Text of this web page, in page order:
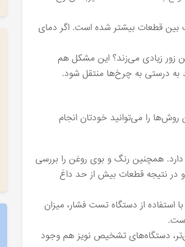
بین قطعات بیشتر شده است. اگر دمای
زور زیادی می‌زند؟ این مشکل هم
به درستی به چرخ‌ها منتقل شود.
را می‌توانید خودتان انجام
همچنین رنگ و بوی روغن را بررسی
در نتیجه قطعات بیش از حد داغ
استفاده از دستگاه تست فشار، میزان
دستگاه‌های تشخیص نویز هم وجود